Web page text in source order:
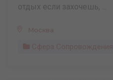
отдых если захочешь, ...
Москва
Сфера Сопровождения